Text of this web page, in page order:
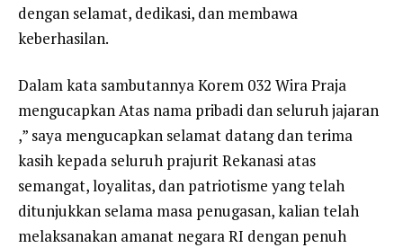
dengan selamat, dedikasi, dan membawa
keberhasilan.
Dalam kata sambutannya Korem 032 Wira Praja
mengucapkan Atas nama pribadi dan seluruh jajaran
,” saya mengucapkan selamat datang dan terima
kasih kepada seluruh prajurit Rekanasi atas
semangat, loyalitas, dan patriotisme yang telah
ditunjukkan selama masa penugasan, kalian telah
melaksanakan amanat negara RI dengan penuh